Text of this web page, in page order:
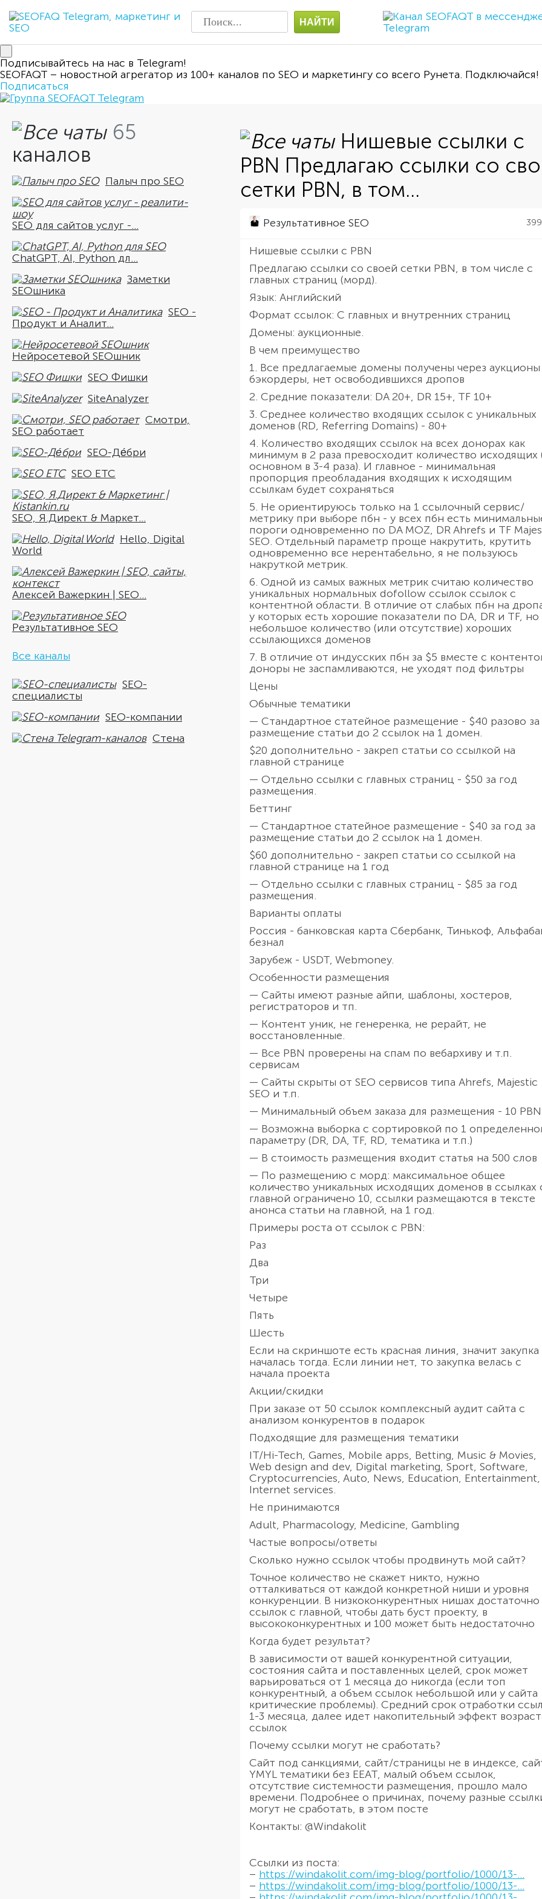
Подписывайтесь на нас в Telegram!
SEOFAQT – новостной агрегатор из 100+ каналов по SEO и маркетингу со всего Рунета. Подключайся!
Подписаться
65
каналов
Палыч про SEO
SEO для сайтов услуг -...
ChatGPT, AI, Python дл...
Заметки
SEOшника
SEO -
Продукт и Аналит...
Нейросетевой SEOшник
SEO Фишки
SiteAnalyzer
Смотри,
SEO работает
SEO-Де́бри
SEO ETC
SEO, Я.Директ & Маркет...
Hello, Digital
World
Алексей Важеркин | SEO...
Результативное SEO
Все каналы
SEO-
специалисты
SEO-компании
Стена
Нишевые ссылки с
PBN Предлагаю ссылки со
сетки PBN, в том...
Результативное SEO
Нишевые ссылки с PBN
Предлагаю ссылки со своей сетки PBN, в том числе с
главных страниц (морд).
Язык: Английский
Формат ссылок: С главных и внутренних страниц
Домены: аукционные.
В чем преимущество
1. Все предлагаемые домены получены через
бэкордеры, нет освободившихся дропов
2. Средние показатели: DA 20+, DR 15+, TF 10+
3. Среднее количество входящих ссылок с уникальных
доменов (RD, Referring Domains) - 80+
4. Количество входящих ссылок на всех донорах как
минимум в 2 раза превосходит количество исходящих
основном в 3-4 раза). И главное - минимальная
пропорция преобладания входящих к исходящим
ссылкам будет сохраняться
5. Не ориентируюсь только на 1 ссылочный сервис/
метрику при выборе пбн - у всех пбн есть
пороги одновременно по DA MOZ, DR Ahrefs и TF
SEO. Отдельный параметр проще накрутить, крутить
одновременно все нерентабельно, я не пользуюсь
накруткой метрик.
6. Одной из самых важных метрик считаю количество
уникальных нормальных dofollow ссылок ссылок с
контентной области. В отличие от слабых пбн на
у которых есть хорошие показатели по DA, DR и TF, но
небольшое количество (или отсутствие) хороших
ссылающихся доменов
7. В отличие от индусских пбн за $5 вместе с
доноры не заспамливаются, не уходят под фильтры
Цены
Обычные тематики
— Стандартное статейное размещение - $40 разово за
размещение статьи до 2 ссылок на 1 домен.
$20 дополнительно - закреп статьи со ссылкой на
главной странице
— Отдельно ссылки с главных страниц - $50 за год
размещения.
Беттинг
— Стандартное статейное размещение - $40 за год за
размещение статьи до 2 ссылок на 1 домен.
$60 дополнительно - закреп статьи со ссылкой на
главной странице на 1 год
— Отдельно ссылки с главных страниц - $85 за год
размещения.
Варианты оплаты
Россия - банковская карта Сбербанк, Тинькоф,
безнал
Зарубеж - USDT, Webmoney.
Особенности размещения
— Сайты имеют разные айпи, шаблоны, хостеров,
регистраторов и тп.
— Контент уник, не генеренка, не рерайт, не
восстановленные.
— Все PBN проверены на спам по вебархиву и т.п.
сервисам
— Сайты скрыты от SEO сервисов типа Ahrefs, Majestic
SEO и т.п.
— Минимальный объем заказа для размещения - 10 PBN
— Возможна выборка с сортировкой по 1
параметру (DR, DA, TF, RD, тематика и т.п.)
— В стоимость размещения входит статья на 500 слов
— По размещению с морд: максимальное общее
количество уникальных исходящих доменов в ссылках
главной ограничено 10, ссылки размещаются в тексте
анонса статьи на главной, на 1 год.
Примеры роста от ссылок с PBN:
Раз
Два
Три
Четыре
Пять
Шесть
Если на скриншоте есть красная линия, значит закупка
началась тогда. Если линии нет, то закупка велась с
начала проекта
Акции/скидки
При заказе от 50 ссылок комплексный аудит сайта с
анализом конкурентов в подарок
Подходящие для размещения тематики
IT/Hi-Tech, Games, Mobile apps, Betting, Music & Movies,
Web design and dev, Digital marketing, Sport, Software,
Cryptocurrencies, Auto, News, Education, Entertainment,
Internet services.
Не принимаются
Adult, Pharmacology, Medicine, Gambling
Частые вопросы/ответы
Сколько нужно ссылок чтобы продвинуть мой сайт?
Точное количество не скажет никто, нужно
отталкиваться от каждой конкретной ниши и уровня
конкуренции. В низкоконкурентных нишах достаточно
ссылок с главной, чтобы дать буст проекту, в
высококонкурентных и 100 может быть недостаточно
Когда будет результат?
В зависимости от вашей конкурентной ситуации,
состояния сайта и поставленных целей, срок может
варьироваться от 1 месяца до никогда (если топ
конкурентный, а объем ссылок небольшой или у сайта
критические проблемы). Средний срок отработки
1-3 месяца, далее идет накопительный эффект
ссылок
Почему ссылки могут не сработать?
Сайт под санкциями, сайт/страницы не в индексе,
YMYL тематики без EEAT, малый объем ссылок,
отсутствие системности размещения, прошло мало
времени. Подробнее о причинах, почему разные
могут не сработать, в этом посте
Контакты: @Windakolit
Ссылки из поста:
– https://windakolit.com/img-blog/portfolio/1000/13-...
– https://windakolit.com/img-blog/portfolio/1000/13-...